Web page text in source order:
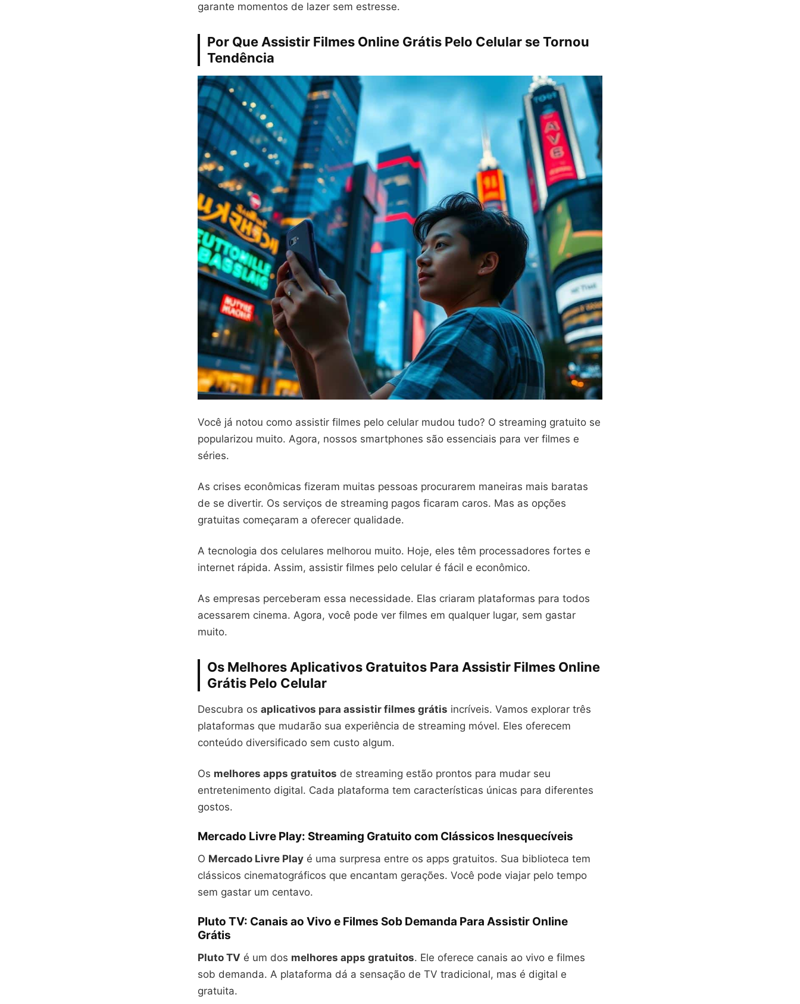
garante momentos de lazer sem estresse.
Por Que Assistir Filmes Online Grátis Pelo Celular se Tornou
Tendência
Você já notou como assistir filmes pelo celular mudou tudo? O streaming gratuito se
popularizou muito. Agora, nossos smartphones são essenciais para ver filmes e
séries.
As crises econômicas fizeram muitas pessoas procurarem maneiras mais baratas
de se divertir. Os serviços de streaming pagos ficaram caros. Mas as opções
gratuitas começaram a oferecer qualidade.
A tecnologia dos celulares melhorou muito. Hoje, eles têm processadores fortes e
internet rápida. Assim, assistir filmes pelo celular é fácil e econômico.
As empresas perceberam essa necessidade. Elas criaram plataformas para todos
acessarem cinema. Agora, você pode ver filmes em qualquer lugar, sem gastar
muito.
Os Melhores Aplicativos Gratuitos Para Assistir Filmes Online
Grátis Pelo Celular
Descubra os aplicativos para assistir filmes grátis incríveis. Vamos explorar três
plataformas que mudarão sua experiência de streaming móvel. Eles oferecem
conteúdo diversificado sem custo algum.
Os melhores apps gratuitos de streaming estão prontos para mudar seu
entretenimento digital. Cada plataforma tem características únicas para diferentes
gostos.
Mercado Livre Play: Streaming Gratuito com Clássicos Inesquecíveis
O Mercado Livre Play é uma surpresa entre os apps gratuitos. Sua biblioteca tem
clássicos cinematográficos que encantam gerações. Você pode viajar pelo tempo
sem gastar um centavo.
Pluto TV: Canais ao Vivo e Filmes Sob Demanda Para Assistir Online
Grátis
Pluto TV é um dos melhores apps gratuitos. Ele oferece canais ao vivo e filmes
sob demanda. A plataforma dá a sensação de TV tradicional, mas é digital e
gratuita.